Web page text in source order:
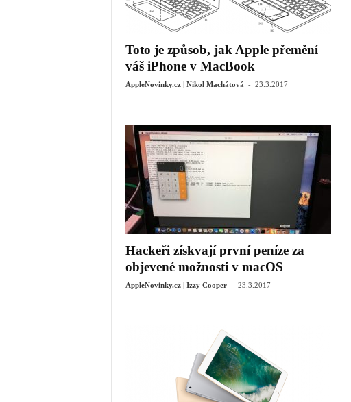
Toto je způsob, jak Apple přemění
váš iPhone v MacBook
AppleNovinky.cz | Nikol Machátová - 23.3.2017
Hackeři získvají první peníze za
objevené možnosti v macOS
AppleNovinky.cz | Izzy Cooper - 23.3.2017